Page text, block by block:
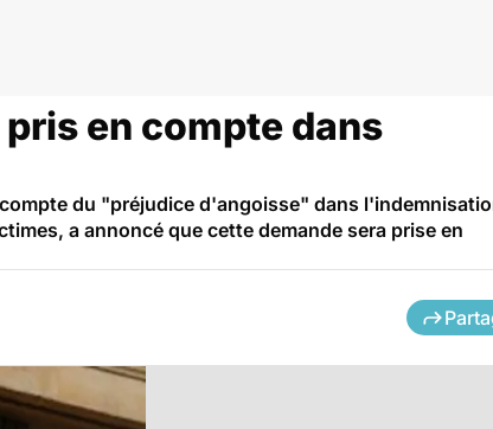
en compte dans
du "préjudice d'angoisse" dans
a annoncé que cette demande sera prise en